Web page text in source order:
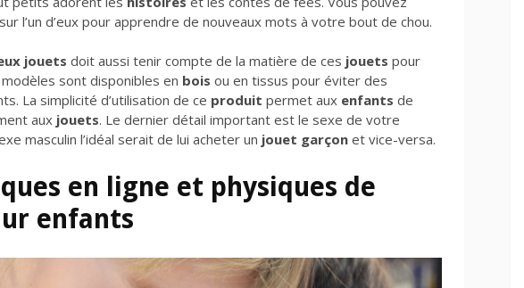
l’un d’eux pour apprendre de nouveaux mots à votre bout de chou.
jouets doit aussi tenir compte de la matière de ces jouets pour
sont disponibles en bois ou en tissus pour éviter des
La simplicité d’utilisation de ce produit permet aux enfants de
aux jouets. Le dernier détail important est le sexe de votre
masculin l’idéal serait de lui acheter un jouet garçon et vice-versa.
en ligne et physiques de
enfants